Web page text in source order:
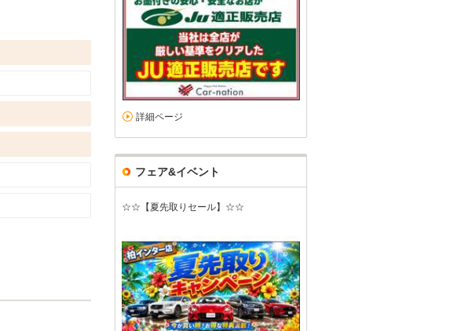
詳細ページ
フェア&イベント
☆☆【夏先取りセール】☆☆